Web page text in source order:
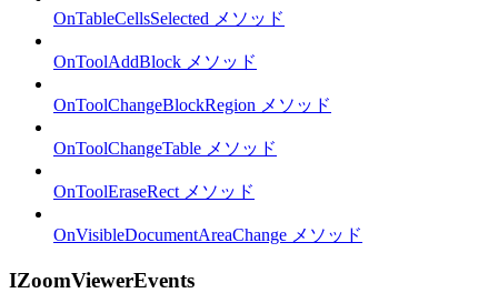
OnTableCellsSelected メソッド
OnToolAddBlock メソッド
OnToolChangeBlockRegion メソッド
OnToolChangeTable メソッド
OnToolEraseRect メソッド
OnVisibleDocumentAreaChange メソッド
IZoomViewerEvents